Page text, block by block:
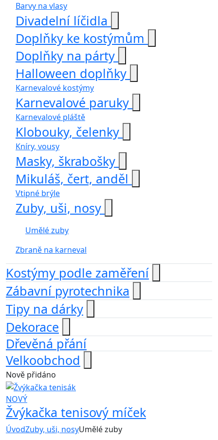
Barvy na vlasy
Divadelní líčidla
Doplňky ke kostýmům
Doplňky na párty
Halloween doplňky
Karnevalové kostýmy
Karnevalové paruky
Karnevalové pláště
Klobouky, čelenky
Kníry, vousy
Masky, škrabošky
Mikuláš, čert, anděl
Vtipné brýle
Zuby, uši, nosy
Umělé zuby
Zbraně na karneval
Kostýmy podle zaměření
Zábavní pyrotechnika
Tipy na dárky
Dekorace
Dřevěná přání
Velkoobchod
Nově přidáno
NOVÝ
Žvýkačka tenisový míček
ÚvodZuby, uši, nosyUmělé zuby